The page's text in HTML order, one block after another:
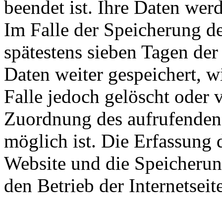
beendet ist. Ihre Daten
Im Falle der Speicherung
spätestens sieben Tagen
Daten weiter gespeichert,
Falle jedoch gelöscht oder
Zuordnung des
möglich ist. Die Erfassung
Website und die
den Betrieb der